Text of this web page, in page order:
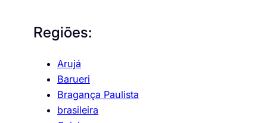
Regiões:
Arujá
Barueri
Bragança Paulista
brasileira